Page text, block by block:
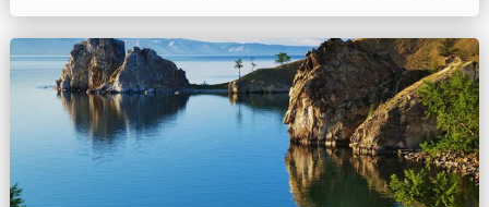
1980 г...